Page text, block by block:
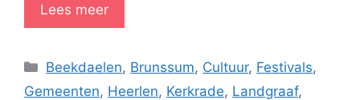
Lees meer
Categorieën
Beekdaelen, Brunssum, Cultuur, Festivals,
Gemeenten, Heerlen, Kerkrade, Landgraaf,